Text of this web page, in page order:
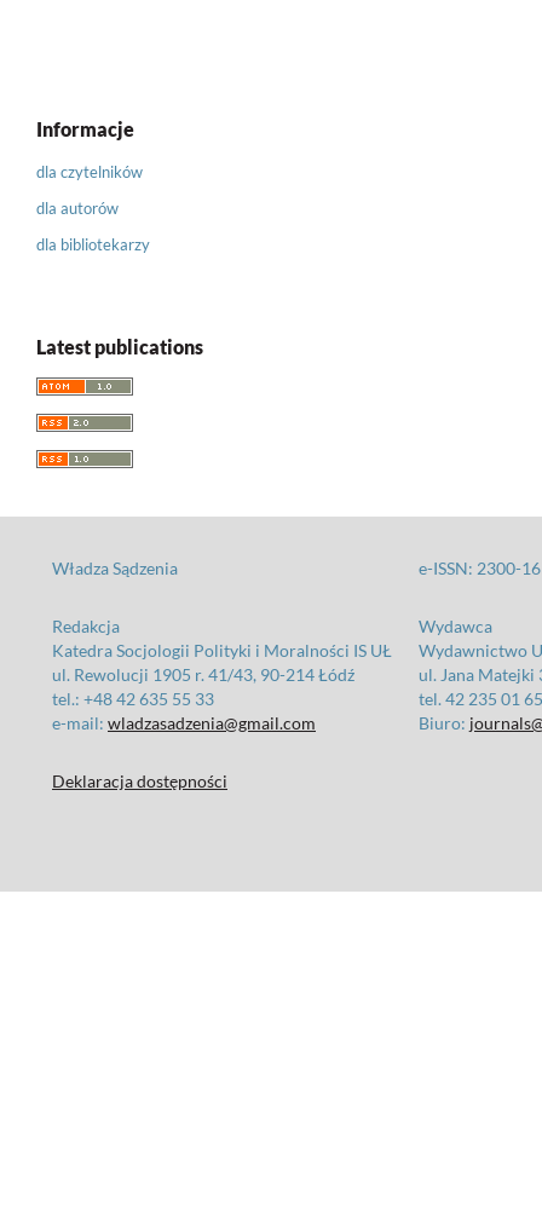
Informacje
dla czytelników
dla autorów
dla bibliotekarzy
Latest publications
Władza Sądzenia e-ISSN: 2300-
Redakcja
Katedra Socjologii Polityki i Moralności IS UŁ
ul. Rewolucji 1905 r. 41/43, 90-214 Łódź
tel.: +48 42 635 55 33
e-mail: wladzasadzenia@gmail.com
Wydawca
Wydawnictwo
ul. Jana Matejki
tel. 42 235 01
Biuro:
Deklaracja dostępności